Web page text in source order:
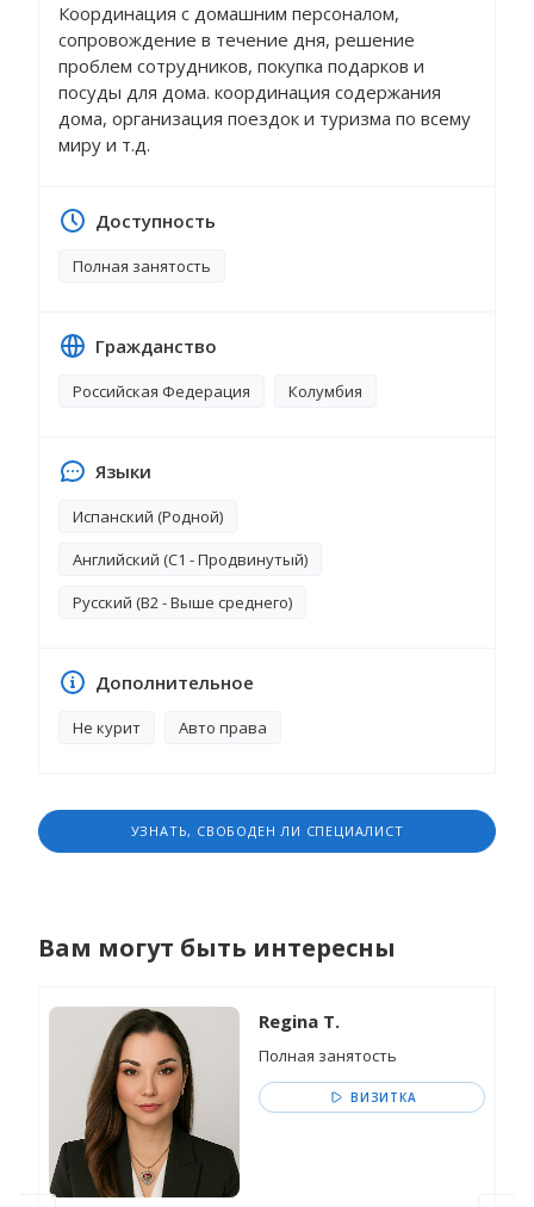
Координация с домашним персоналом,
сопровождение в течение дня, решение
проблем сотрудников, покупка подарков и
посуды для дома. координация содержания
дома, организация поездок и туризма по всему
миру и т.д.
Доступность
Полная занятость
Гражданство
Российская Федерация Колумбия
Языки
Испанский (Родной)
Английский (C1 - Продвинутый)
Русский (B2 - Выше среднего)
Дополнительное
Не курит Авто права
УЗНАТЬ, СВОБОДЕН ЛИ СПЕЦИАЛИСТ
Вам могут быть интересны
Regina T.
Полная занятость
ВИЗИТКА